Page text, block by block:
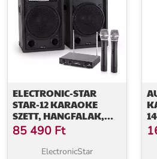
ELECTRONIC-STAR
STAR-12 KARAOKE
SZETT, HANGFALAK,
DRÓTNÉLKÜLI
MIKROFON 1200W
85 490 Ft
ElectronicStar